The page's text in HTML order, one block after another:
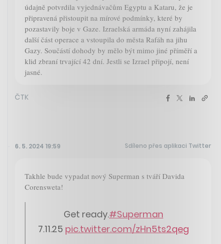
údajně potvrdila vyjednávačům Egyptu a Kataru, že je
připravená přistoupit na mírové podmínky, které by
pozastavily boje v Gaze. Izraelská armáda nyní zahájila
další část operace a vstoupila do města Rafáh na jihu
Gazy. Součástí dohody by mělo být mimo jiné příměří a
klid zbraní trvající 42 dní. Jestli se Izrael připojí, není
jasné.
ČTK
6. 5. 2024 19:59 Sdíleno přes aplikaci Twitter
Takhle bude vypadat nový Superman s tváří Davida
Corensweta!
Get ready.#Superman
7.11.25 pic.twitter.com/zHn5ts2qeg